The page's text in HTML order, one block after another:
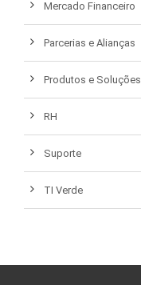
Mercado Financeiro
Parcerias e Alianças
Produtos e Soluções
RH
Suporte
TI Verde